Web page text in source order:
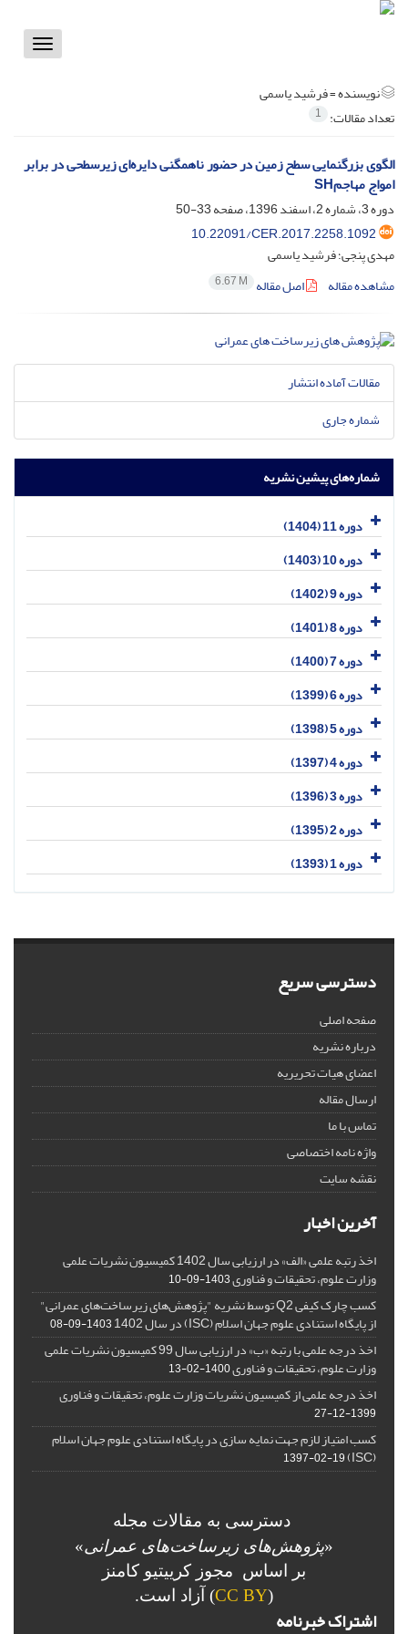
Toggle
نویسنده =فرشید یاسمی
تعداد مقالات: 1
الگوی بزرگنمایی سطح زمین در حضور ناهمگنی‌ دایره‌ای زیرسطحی در برابر
امواج مهاجمSH
دوره 3، شماره 2، اسفند 1396، صفحه
33-50
10.22091/CER.2017.2258.1092
مهدی پنجی؛ فرشید یاسمی
مشاهده مقاله
اصل مقاله 6.67 M
مقالات آماده انتشار
شماره جاری
شماره‌های پیشین نشریه
دوره 11 (1404)
دوره 10 (1403)
دوره 9 (1402)
دوره 8 (1401)
دوره 7 (1400)
دوره 6 (1399)
دوره 5 (1398)
دوره 4 (1397)
دوره 3 (1396)
دوره 2 (1395)
دوره 1 (1393)
دسترسی سریع
صفحه اصلی
درباره نشریه
اعضای هیات تحریریه
ارسال مقاله
تماس با ما
واژه نامه اختصاصی
نقشه سایت
آخرین اخبار
اخذ رتبه علمی «الف» در ارزیابی سال 1402 کمیسیون نشریات علمی
وزارت علوم، تحقیقات و فناوری1403-09-10
کسب چارک کیفی Q2 توسط نشریه "پژوهش‌های زیرساخت‌های عمرانی"
از پایگاه استنادی علوم جهان اسلام (ISC) در سال 1402 1403-09-08
اخذ درجه علمی با رتبه «ب» در ارزیابی سال 99 کمیسیون نشریات علمی
وزارت علوم، تحقیقات و فناوری1400-02-13
اخذ درجه علمی از کمیسیون نشریات وزارت علوم، تحقیقات و فناوری
1399-12-27
کسب امتیاز لازم جهت نمایه سازی در پایگاه استنادی علوم جهان اسلام
(ISC)
1397-02-19
دسترسی به مقالات مجله
«پژوهش‌های زیرساخت‌های عمرانی»
بر اساس مجوز کرییتیو کامنز
(
CC BY) آزاد است.
اشتراک خبرنامه